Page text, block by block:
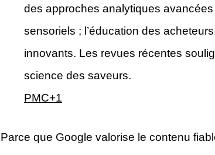
des approches analytiques
sensoriels ; l’éducation des
innovants. Les revues récentes
science des saveurs.
PMC+1
Parce que Google valorise le contenu